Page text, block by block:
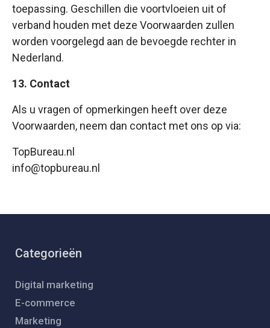
toepassing. Geschillen die voortvloeien uit of
verband houden met deze Voorwaarden zullen
worden voorgelegd aan de bevoegde rechter in
Nederland.
13. Contact
Als u vragen of opmerkingen heeft over deze
Voorwaarden, neem dan contact met ons op via:
TopBureau.nl
info@topbureau.nl
Categorieën
Digital marketing
E-commerce
Marketing